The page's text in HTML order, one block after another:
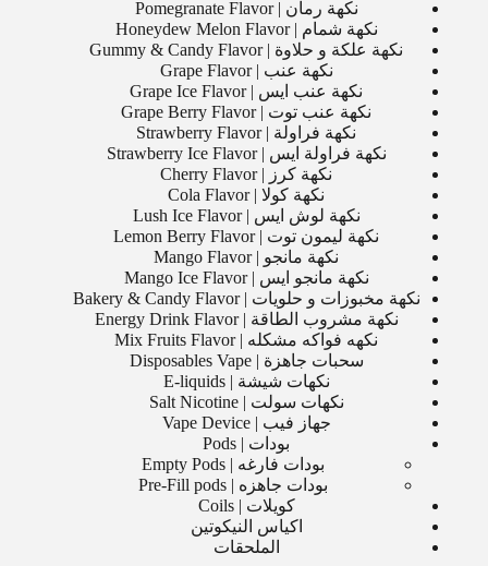
نكهة رمان | Pomegranate Flavor
نكهة شمام | Honeydew Melon Flavor
نكهة علكة و حلاوة | Gummy & Candy Flavor
نكهة عنب | Grape Flavor
نكهة عنب ايس | Grape Ice Flavor
نكهة عنب توت | Grape Berry Flavor
نكهة فراولة | Strawberry Flavor
نكهة فراولة ايس | Strawberry Ice Flavor
نكهة كرز | Cherry Flavor
نكهة كولا | Cola Flavor
نكهة لوش ايس | Lush Ice Flavor
نكهة ليمون توت | Lemon Berry Flavor
نكهة مانجو | Mango Flavor
نكهة مانجو ايس | Mango Ice Flavor
نكهة مخبوزات و حلويات | Bakery & Candy Flavor
نكهة مشروب الطاقة | Energy Drink Flavor
نكهه فواكه مشكله | Mix Fruits Flavor
سحبات جاهزة | Disposables Vape
نكهات شيشة | E-liquids
نكهات سولت | Salt Nicotine
جهاز فيب | Vape Device
بودات | Pods
بودات فارغه | Empty Pods
بودات جاهزه | Pre-Fill pods
كويلات | Coils
اكياس النيكوتين
الملحقات